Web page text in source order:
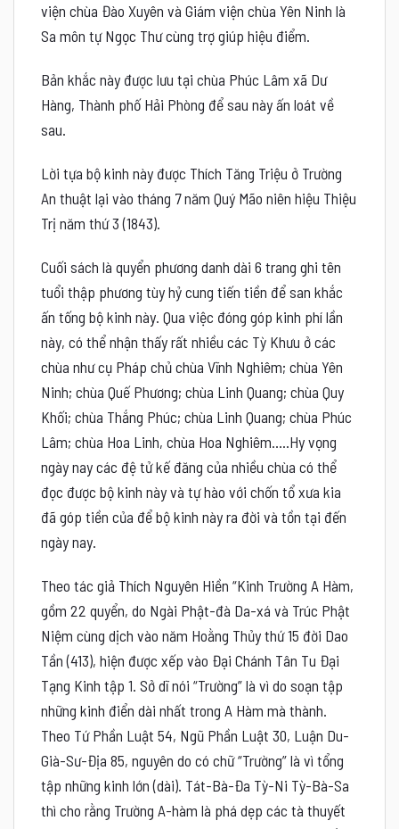
viện chùa Đào Xuyên và Giám viện chùa Yên Ninh là
Sa môn tự Ngọc Thư cùng trợ giúp hiệu điểm.
Bản khắc này được lưu tại chùa Phúc Lâm xã Dư
Hàng, Thành phố Hải Phòng để sau này ấn loát về
sau.
Lời tựa bộ kinh này được Thích Tăng Triệu ở Trường
An thuật lại vào tháng 7 năm Quý Mão niên hiệu Thiệu
Trị năm thứ 3 (1843).
Cuối sách là quyển phương danh dài 6 trang ghi tên
tuổi thập phương tùy hỷ cung tiến tiền để san khắc
ấn tống bộ kinh này. Qua việc đóng góp kinh phí lần
này, có thể nhận thấy rất nhiều các Tỳ Khưu ở các
chùa như cụ Pháp chủ chùa Vĩnh Nghiêm; chùa Yên
Ninh; chùa Quế Phương; chùa Linh Quang; chùa Quy
Khối; chùa Thắng Phúc; chùa Linh Quang; chùa Phúc
Lâm; chùa Hoa Linh, chùa Hoa Nghiêm…..Hy vọng
ngày nay các đệ tử kế đăng của nhiều chùa có thể
đọc được bộ kinh này và tự hào với chốn tổ xưa kia
đã góp tiền của để bộ kinh này ra đời và tồn tại đến
ngày nay.
Theo tác giả Thích Nguyên Hiền “Kinh Trường A Hàm,
gồm 22 quyển, do Ngài Phật-đà Da-xá và Trúc Phật
Niệm cùng dịch vào năm Hoằng Thủy thứ 15 đời Dao
Tần (413), hiện được xếp vào Đại Chánh Tân Tu Đại
Tạng Kinh tập 1. Sở dĩ nói “Trường” là vì do soạn tập
những kinh điển dài nhất trong A Hàm mà thành.
Theo Tứ Phần Luật 54, Ngũ Phần Luật 30, Luận Du-
Già-Sư-Địa 85, nguyên do có chữ “Trường” là vì tổng
tập những kinh lớn (dài). Tát-Bà-Đa Tỳ-Ni Tỳ-Bà-Sa
thì cho rằng Trường A-hàm là phá dẹp các tà thuyết